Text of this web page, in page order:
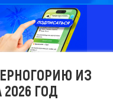
ИЗ
ГОД